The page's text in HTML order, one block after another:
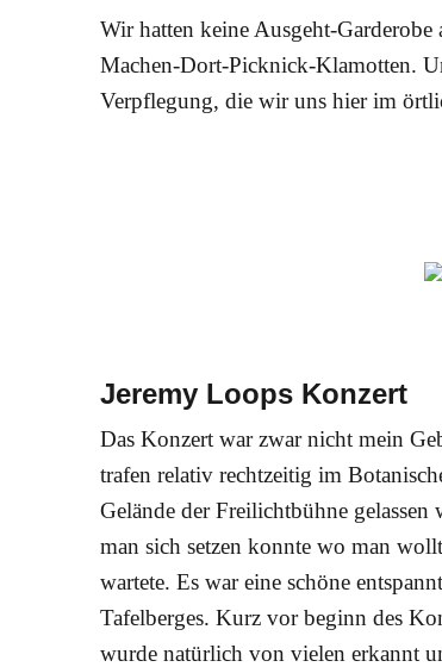
Wir hatten keine Ausgeht-
Machen-Dort-Picknick-Klamotten.
Verpflegung, die wir uns hier im
Jeremy Loops Konzert
Das Konzert war zwar nicht mein
trafen relativ rechtzeitig im
Gelände der Freilichtbühne
man sich setzen konnte wo man
wartete. Es war eine schöne
Tafelberges. Kurz vor beginn des
wurde natürlich von vielen erkannt